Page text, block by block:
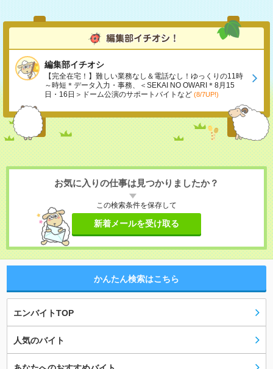
編集部イチオシ
【完全在宅！】難しい業務なし＆電話なし！ゆっくりの11時
～時短＊データ入力・事務、＜SEKAI NO OWARI＊8月15
日・16日＞ドーム公演のサポートバイトなど (8/7UP!)
お気に入りの仕事は見つかりましたか？
この検索条件を保存して
新着メールを受け取る
かんたん検索はこちら
エンバイトTOP
人気のバイト